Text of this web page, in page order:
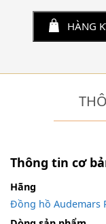
HÀNG
Thông tin cơ
Hãng
Đồng hồ Audemars